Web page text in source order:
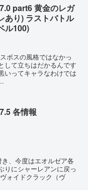
part6 黄金のレガ
あり) ラストバトル
ル100)
ボスの風格ではなかっ
して立ちはだかるんです
いってキャラなわけでは
各情報
、今度はエオルゼア各
りにシャーレアンに戻っ
ォイドクラック（ヴ